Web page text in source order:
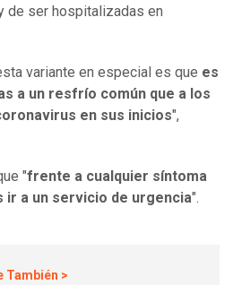
de ser hospitalizadas en
variante en especial es que es
a un resfrío común que a los
en sus inicios",
"frente a cualquier síntoma
a un servicio de urgencia".
También >